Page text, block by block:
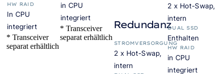
HW RAID
In CPU
integriert
* Transceiver
separat erhältlich
in CPU
integriert
* Transceiver
separat erhältlich
Redundanz
STROMVERSORGUNG
2 x Hot-Swap,
intern
2 x Hot-Swap,
intern
DUAL SSD
Enthalten
HW RAID
in CPU
integriert